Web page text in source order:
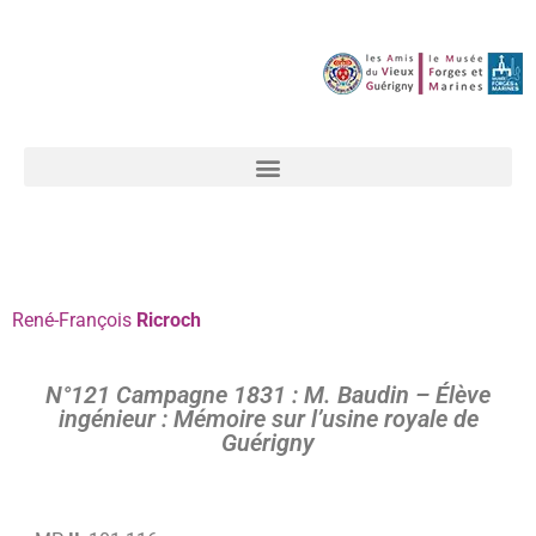
René-François Ricroch
N°121 Campagne 1831 : M. Baudin – Élève
ingénieur : Mémoire sur l’usine royale de
Guérigny